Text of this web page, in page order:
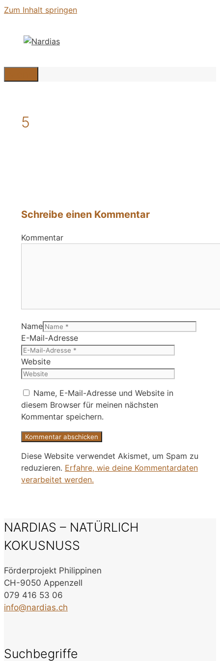
Zum Inhalt springen
5
Schreibe einen Kommentar
Kommentar
Name
E-Mail-Adresse
Website
Name, E-Mail-Adresse und Website in
diesem Browser für meinen nächsten
Kommentar speichern.
Diese Website verwendet Akismet, um Spam zu
reduzieren. Erfahre, wie deine Kommentardaten
verarbeitet werden.
NARDIAS – NATÜRLICH
KOKUSNUSS
Förderprojekt Philippinen
CH-9050 Appenzell
079 416 53 06
info@nardias.ch
Suchbegriffe